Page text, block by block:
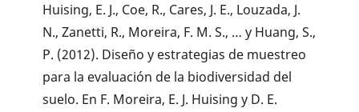
Huising, E. J., Coe, R., Cares, J. E., Louzada, J.
N., Zanetti, R., Moreira, F. M. S., … y Huang, S.,
P. (2012). Diseño y estrategias de muestreo
para la evaluación de la biodiversidad del
suelo. En F. Moreira, E. J. Huising y D. E.